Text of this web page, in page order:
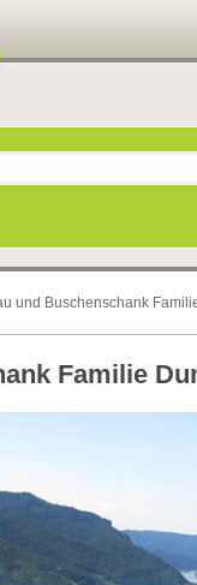
und Buschenschank
Familie